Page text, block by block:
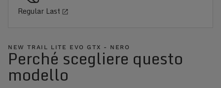
Regular Last
NEW TRAIL LITE EVO GTX - NERO
Perché scegliere questo
modello